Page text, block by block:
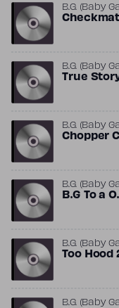
B.G. (Baby
B.G. (Baby
True
B.G. (Baby
Chopper
B.G. (Baby
B.G To a
B.G. (Baby
Too Hood
B.G. (Baby